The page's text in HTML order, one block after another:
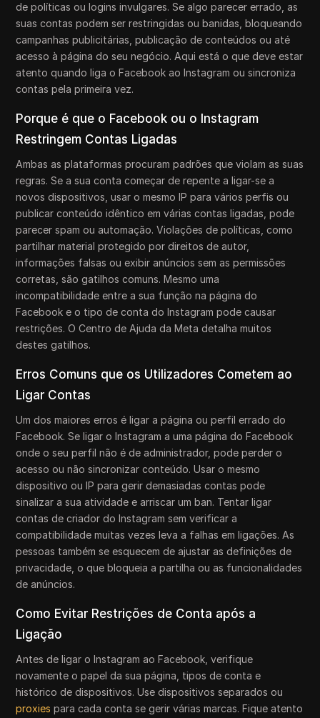
de políticas ou logins invulgares. Se algo parecer errado, as
suas contas podem ser restringidas ou banidas, bloqueando
campanhas publicitárias, publicação de conteúdos ou até
acesso à página do seu negócio. Aqui está o que deve estar
atento quando liga o Facebook ao Instagram ou sincroniza
contas pela primeira vez.
Porque é que o Facebook ou o Instagram
Restringem Contas Ligadas
Ambas as plataformas procuram padrões que violam as suas
regras. Se a sua conta começar de repente a ligar-se a
novos dispositivos, usar o mesmo IP para vários perfis ou
publicar conteúdo idêntico em várias contas ligadas, pode
parecer spam ou automação. Violações de políticas, como
partilhar material protegido por direitos de autor,
informações falsas ou exibir anúncios sem as permissões
corretas, são gatilhos comuns. Mesmo uma
incompatibilidade entre a sua função na página do
Facebook e o tipo de conta do Instagram pode causar
restrições. O Centro de Ajuda da Meta detalha muitos
destes gatilhos.
Erros Comuns que os Utilizadores Cometem ao
Ligar Contas
Um dos maiores erros é ligar a página ou perfil errado do
Facebook. Se ligar o Instagram a uma página do Facebook
onde o seu perfil não é de administrador, pode perder o
acesso ou não sincronizar conteúdo. Usar o mesmo
dispositivo ou IP para gerir demasiadas contas pode
sinalizar a sua atividade e arriscar um ban. Tentar ligar
contas de criador do Instagram sem verificar a
compatibilidade muitas vezes leva a falhas em ligações. As
pessoas também se esquecem de ajustar as definições de
privacidade, o que bloqueia a partilha ou as funcionalidades
de anúncios.
Como Evitar Restrições de Conta após a
Ligação
Antes de ligar o Instagram ao Facebook, verifique
novamente o papel da sua página, tipos de conta e
histórico de dispositivos. Use dispositivos separados ou
proxies para cada conta se gerir várias marcas. Fique atento